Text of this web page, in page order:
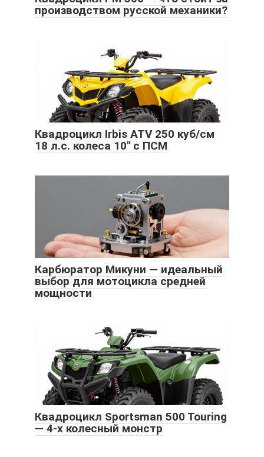
производством русской механики?
Квадроцикл Irbis ATV 250 куб/см
18 л.с. колеса 10″ с ПСМ
Карбюратор Микуни — идеальный
выбор для мотоцикла средней
мощности
Квадроцикл Sportsman 500 Touring
— 4-х колесный монстр